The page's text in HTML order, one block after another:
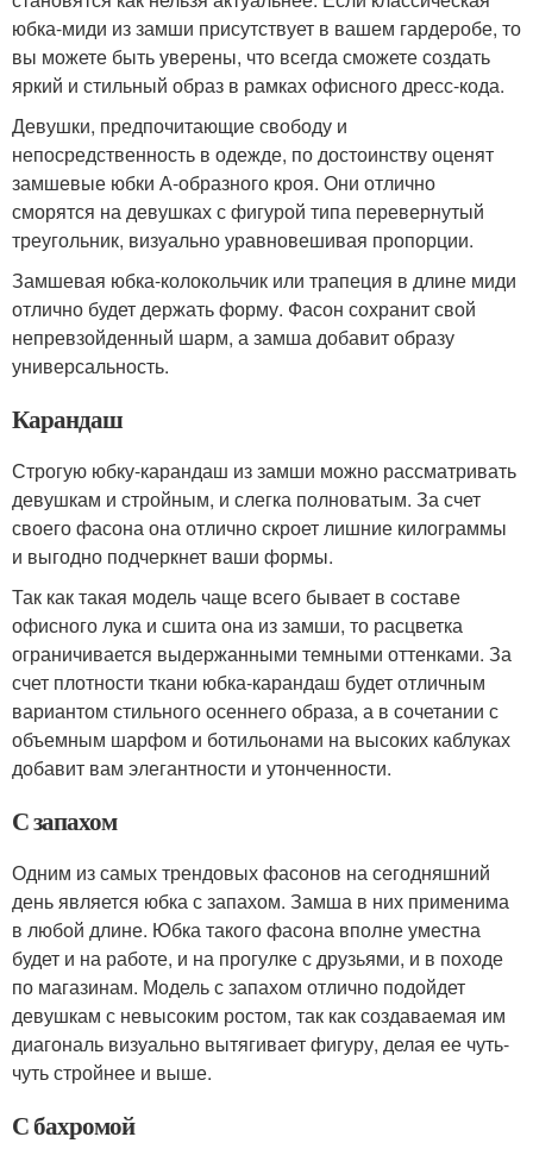
юбка-миди из замши присутствует в вашем гардеробе, то
вы можете быть уверены, что всегда сможете создать
яркий и стильный образ в рамках офисного дресс-кода.
Девушки, предпочитающие свободу и
непосредственность в одежде, по достоинству оценят
замшевые юбки А-образного кроя. Они отлично
сморятся на девушках с фигурой типа перевернутый
треугольник, визуально уравновешивая пропорции.
Замшевая юбка-колокольчик или трапеция в длине миди
отлично будет держать форму. Фасон сохранит свой
непревзойденный шарм, а замша добавит образу
универсальность.
Карандаш
Строгую юбку-карандаш из замши можно рассматривать
девушкам и стройным, и слегка полноватым. За счет
своего фасона она отлично скроет лишние килограммы
и выгодно подчеркнет ваши формы.
Так как такая модель чаще всего бывает в составе
офисного лука и сшита она из замши, то расцветка
ограничивается выдержанными темными оттенками. За
счет плотности ткани юбка-карандаш будет отличным
вариантом стильного осеннего образа, а в сочетании с
объемным шарфом и ботильонами на высоких каблуках
добавит вам элегантности и утонченности.
С запахом
Одним из самых трендовых фасонов на сегодняшний
день является юбка с запахом. Замша в них применима
в любой длине. Юбка такого фасона вполне уместна
будет и на работе, и на прогулке с друзьями, и в походе
по магазинам. Модель с запахом отлично подойдет
девушкам с невысоким ростом, так как создаваемая им
диагональ визуально вытягивает фигуру, делая ее чуть-
чуть стройнее и выше.
С бахромой